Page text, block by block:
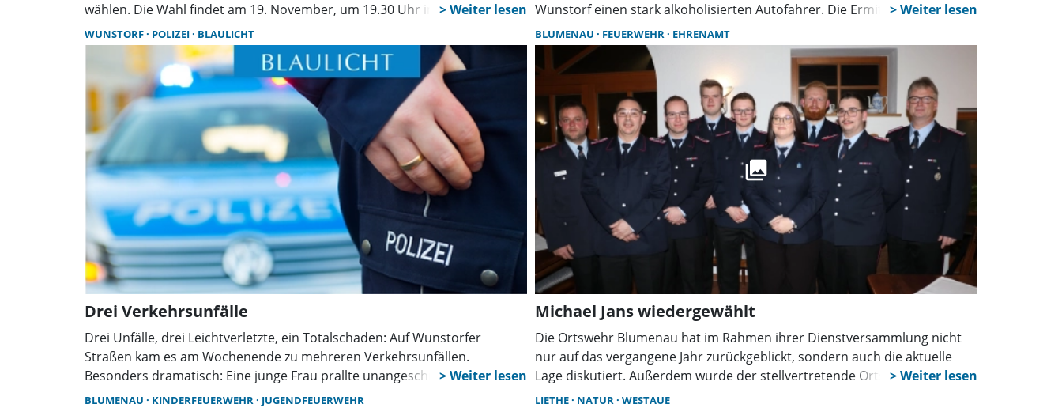
wählen. Die Wahl findet am 19. November, um 19.30 Uhr im Hofladen und
Café „Wegener´s Hof“ in Liethe statt.
Wunstorf einen stark alkoholisierten Autofahrer. Die Ermittlungen laufen,
Zeugen werden um Hinweise gebeten.
WUNSTORF POLIZEI BLAULICHT
Drei Verkehrsunfälle
Drei Unfälle, drei Leichtverletzte, ein Totalschaden: Auf Wunstorfer
Straßen kam es am Wochenende zu mehreren Verkehrsunfällen.
Besonders dramatisch: Eine junge Frau prallte unangeschnallt gegen
einen Baum.
BLUMENAU FEUERWEHR EHRENAMT
Michael Jans wiedergewählt
Die Ortswehr Blumenau hat im Rahmen ihrer Dienstversammlung nicht
nur auf das vergangene Jahr zurückgeblickt, sondern auch die aktuelle
Lage diskutiert. Außerdem wurde der stellvertretende Ortsbrandmeister
Michael Jans im Amt bestätigt.
BLUMENAU KINDERFEUERWEHR JUGENDFEUERWEHR LIETHE NATUR WESTAUE